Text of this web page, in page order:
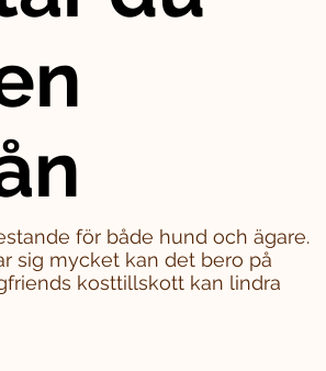
för både hund och ägare.
sig mycket kan det bero på
kosttillskott kan lindra